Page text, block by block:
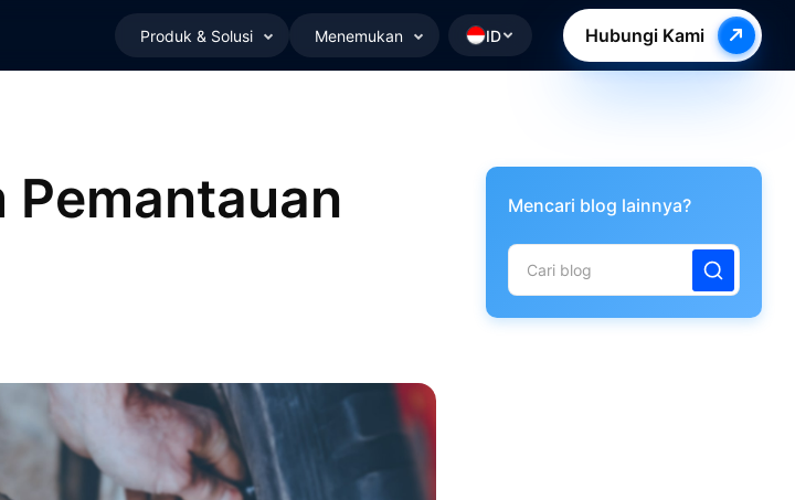
Produk & Solusi Menemukan ID Hubungi Kami
Mencari blog lainnya?